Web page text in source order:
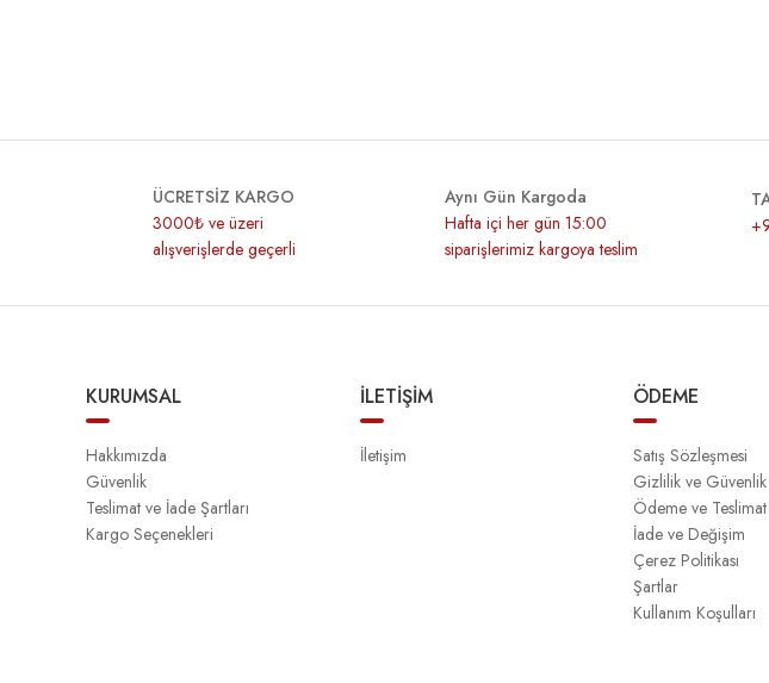
ÜCRETSİZ KARGO
3000₺ ve üzeri
alışverişlerde geçerli
Aynı Gün Kargoda
Hafta içi her gün 15:00
siparişlerimiz kargoya teslim
KURUMSAL
Hakkımızda
Güvenlik
Teslimat ve İade Şartları
Kargo Seçenekleri
İLETİŞİM
İletişim
ÖDEME
Satış Sözleşmesi
Gizlilik ve Güvenlik
Ödeme ve Teslimat
İade ve Değişim
Çerez Politikası
Şartlar
Kullanım Koşulları